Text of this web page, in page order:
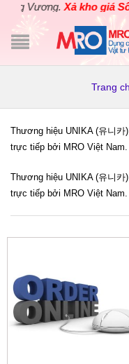
Vương.Xả kho giá Sốc
Trang
Thương hiệu UNIKA (유니
trực tiếp bởi MRO Việt
Thương hiệu UNIKA (유니
trực tiếp bởi MRO Việt